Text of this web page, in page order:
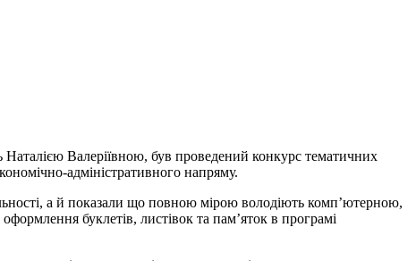
Валеріївною, був проведений конкурс тематичних
адміністративного напряму.
а й показали що повною мірою володіють комп’ютерною,
буклетів, листівок та пам’яток в програмі